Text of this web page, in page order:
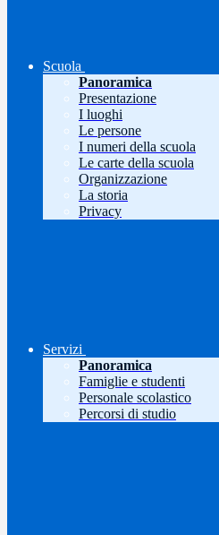
Scuola
Panoramica
Presentazione
I luoghi
Le persone
I numeri della scuola
Le carte della scuola
Organizzazione
La storia
Privacy
Servizi
Panoramica
Famiglie e studenti
Personale scolastico
Percorsi di studio